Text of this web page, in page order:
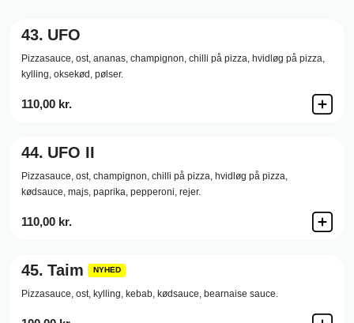
43. UFO
Pizzasauce, ost, ananas, champignon, chilli på pizza, hvidløg på pizza,
kylling, oksekød, pølser.
110,00 kr.
44. UFO II
Pizzasauce, ost, champignon, chilli på pizza, hvidløg på pizza,
kødsauce, majs, paprika, pepperoni, rejer.
110,00 kr.
45. Taim NYHED
Pizzasauce, ost, kylling, kebab, kødsauce, bearnaise sauce.